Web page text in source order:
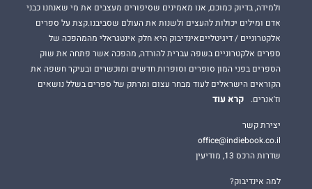
ולמידה, בדיוק כמוכם, אנו מאמינים שסיפורים מעצבים את מי שאנחנו כבני
אדם ומילים יכולות להעצים ולשנות את העולם שסביבנו.קצת על ספרים
אלקטרוניים / דיגיטלייםאינדיבוק היא חלק אינטגראלי מהמהפכה של
ספרים אלקטרוניים בשפה עברית להורדה, מהפכה אשר פתחה את שוק
הספרים בפני המון סופרים וסופרות חדשים ומוכשרים ובעיקר חשפה את
הקוראים הישראלים לעוד מבחר עצום ומרתק של ספרים בשלל נושאים
וז'אנרים.
קרא עוד
יצירת קשר
office@indiebook.co.il
שדרות הרכס 13, מודיעין
למה אינדיבוק?